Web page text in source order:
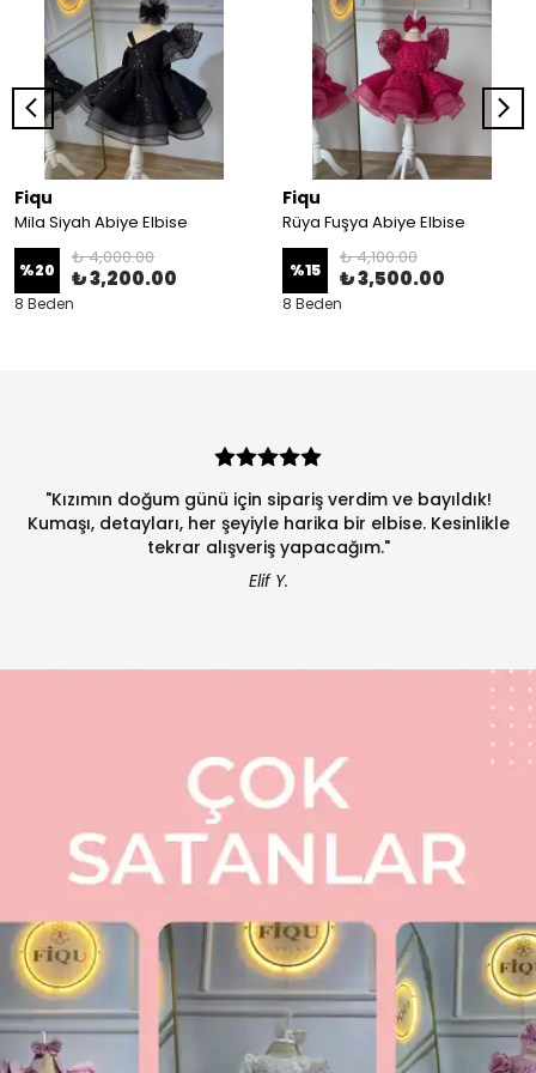
Fiqu
Mila Siyah Abiye Elbise
%20
₺ 4,000.00
₺ 3,200.00
8 Beden
Fiqu
Rüya Fuşya Abiye Elbise
%15
₺ 4,100.00
₺ 3,500.00
8 Beden
"Kızımın doğum günü için sipariş verdim ve bayıldık!
Kumaşı, detayları, her şeyiyle harika bir elbise. Kesinlikle
tekrar alışveriş yapacağım."
Elif Y.